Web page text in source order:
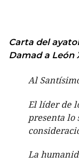
Carta del
Damad a León
Al
El líder de
presenta lo
La